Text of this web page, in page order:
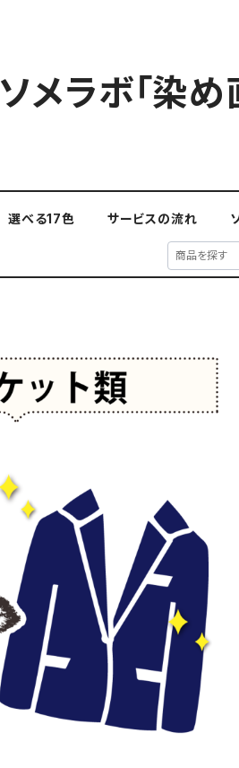
ソメラボ「染め
選べる17色 サービスの流れ